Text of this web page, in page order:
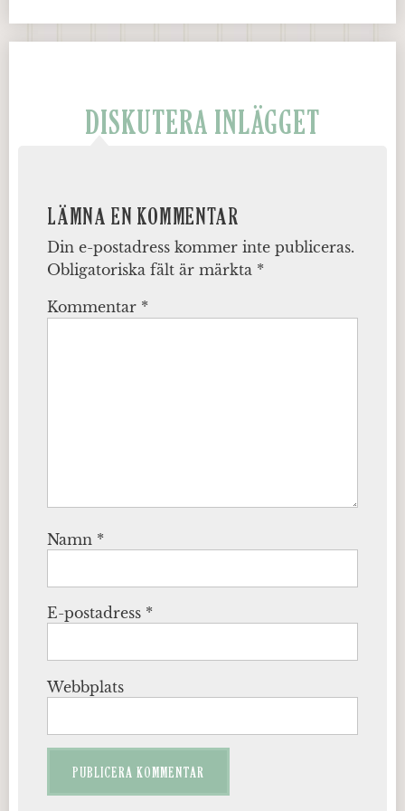
DISKUTERA INLÄGGET
LÄMNA EN KOMMENTAR
Din e-postadress kommer inte publiceras.
Obligatoriska fält är märkta *
Kommentar *
Namn *
E-postadress *
Webbplats